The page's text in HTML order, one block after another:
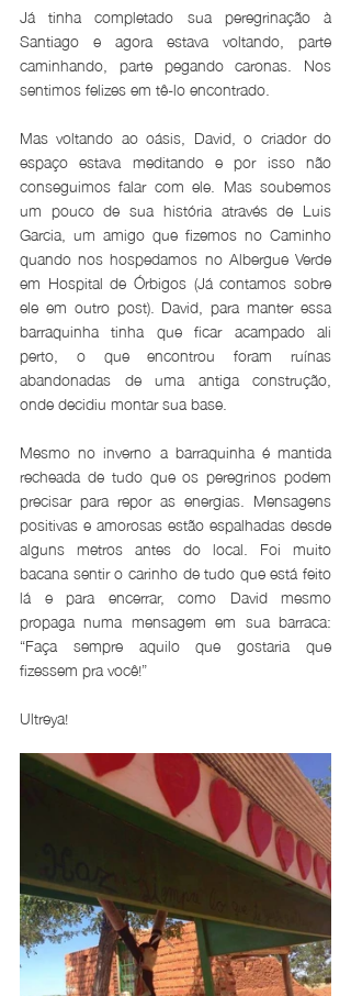
Já tinha completado sua peregrinação à
Santiago e agora estava voltando, parte
caminhando, parte pegando caronas. Nos
sentimos felizes em tê-lo encontrado.
Mas voltando ao oásis, David, o criador do
espaço estava meditando e por isso não
conseguimos falar com ele. Mas soubemos
um pouco de sua história através de Luis
Garcia, um amigo que fizemos no Caminho
quando nos hospedamos no Albergue Verde
em Hospital de Órbigos (Já contamos sobre
ele em outro post). David, para manter essa
barraquinha tinha que ficar acampado ali
perto, o que encontrou foram ruínas
abandonadas de uma antiga construção,
onde decidiu montar sua base.
Mesmo no inverno a barraquinha é mantida
recheada de tudo que os peregrinos podem
precisar para repor as energias. Mensagens
positivas e amorosas estão espalhadas desde
alguns metros antes do local. Foi muito
bacana sentir o carinho de tudo que está feito
lá e para encerrar, como David mesmo
propaga numa mensagem em sua barraca:
“Faça sempre aquilo que gostaria que
fizessem pra você!”
Ultreya!